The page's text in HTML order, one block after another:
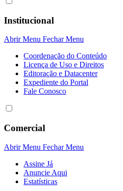
Institucional
Abrir Menu Fechar Menu
Coordenação do Conteúdo
Licença de Uso e Direitos
Editoração e Datacenter
Expediente do Portal
Fale Conosco
Comercial
Abrir Menu Fechar Menu
Assine Já
Anuncie Aqui
Estatísticas